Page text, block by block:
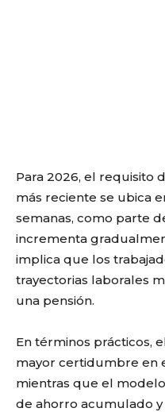
Para 2026, el requisito
más reciente se ubica
semanas, como parte
incrementa
implica que los
trayectorias laborales
una pensión.
En términos prácticos,
mayor certidumbre en
mientras que el
de ahorro acumulado